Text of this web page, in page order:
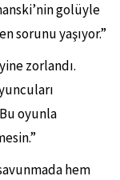
golüyle
sorunu yaşıyor.”
zorlandı.
oyunla
hem